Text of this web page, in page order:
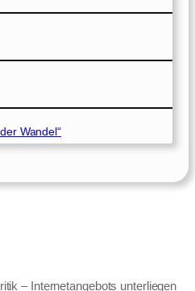
Wandel“
– Internetangebots unterliegen